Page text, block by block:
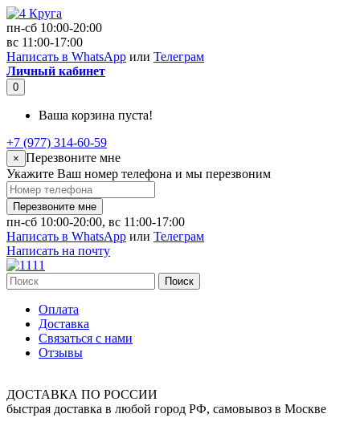
пн-сб 10:00-20:00
вс 11:00-17:00
Написать в WhatsApp или Телеграм
Личный кабинет
0
Ваша корзина пуста!
+7 (977) 314-60-59
× Перезвоните мне
Укажите Ваш номер телефона и мы перезвоним
Перезвоните мне
пн-сб 10:00-20:00, вс 11:00-17:00
Написать в WhatsApp или Телеграм
Написать на почту
Поиск
Оплата
Доставка
Связаться с нами
Отзывы
ДОСТАВКА ПО РОССИИ
быстрая доставка в любой город РФ, самовывоз в Москве